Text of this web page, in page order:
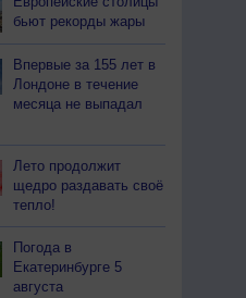
+22
бьют рекорды жары
Впервые за 155 лет в
Лондоне в течение
месяца не выпадал
Лето продолжит
щедро раздавать своё
тепло!
Погода в
Екатеринбурге 5
августа